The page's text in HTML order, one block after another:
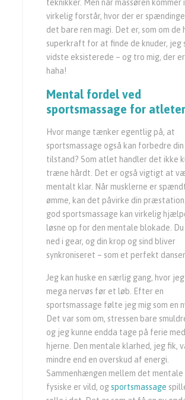
teknikker. Men når massøren kommer
virkelig forstår, hvor der er
det bare ren magi. Det er, som om de
superkraft for at finde de knuder, jeg
vidste eksisterede – og tro mig, der
haha!
Mental fordel ved
sportsmassage for atleter
Hvor mange tænker egentlig på, at
sportsmassage også kan forbedre
tilstand? Som atlet handler det ikke
træne hårdt. Det er også vigtigt at
mentalt klar. Når musklerne er
ømme, kan det påvirke din
god sportsmassage kan virkelig
løsne op for den mentale blokade.
ned i gear, og din krop og sind bliver
synkroniseret – som et perfekt
Jeg kan huske en særlig gang, hvor
mega nervøs før et løb. Efter en
sportsmassage følte jeg mig som en
Det var som om, stressen bare
og jeg kunne endda tage på ferie
hjerne. Den mentale klarhed, jeg fik,
mindre end en overskud af energi.
Sammenhængen mellem det mentale
fysiske er vild, ogsportsmassage